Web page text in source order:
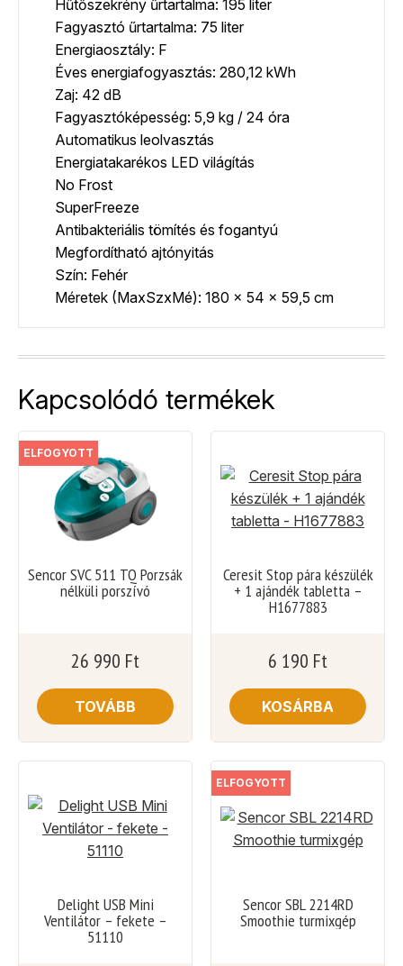
Hűtőszekrény űrtartalma: 195 liter
Fagyasztó űrtartalma: 75 liter
Energiaosztály: F
Éves energiafogyasztás: 280,12 kWh
Zaj: 42 dB
Fagyasztóképesség: 5,9 kg / 24 óra
Automatikus leolvasztás
Energiatakarékos LED világítás
No Frost
SuperFreeze
Antibakteriális tömítés és fogantyú
Megfordítható ajtónyitás
Szín: Fehér
Méretek (MaxSzxMé): 180 x 54 x 59,5 cm
Kapcsolódó termékek
ELFOGYOTT
Sencor SVC 511 TQ Porzsák
nélküli porszívó
26 990 Ft
TOVÁBB
Ceresit Stop pára készülék
+ 1 ajándék tabletta –
H1677883
6 190 Ft
KOSÁRBA
Delight USB Mini
Ventilátor – fekete –
51110
ELFOGYOTT
Sencor SBL 2214RD
Smoothie turmixgép